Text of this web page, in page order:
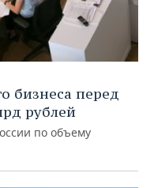
бизнеса перед
рублей
по объему